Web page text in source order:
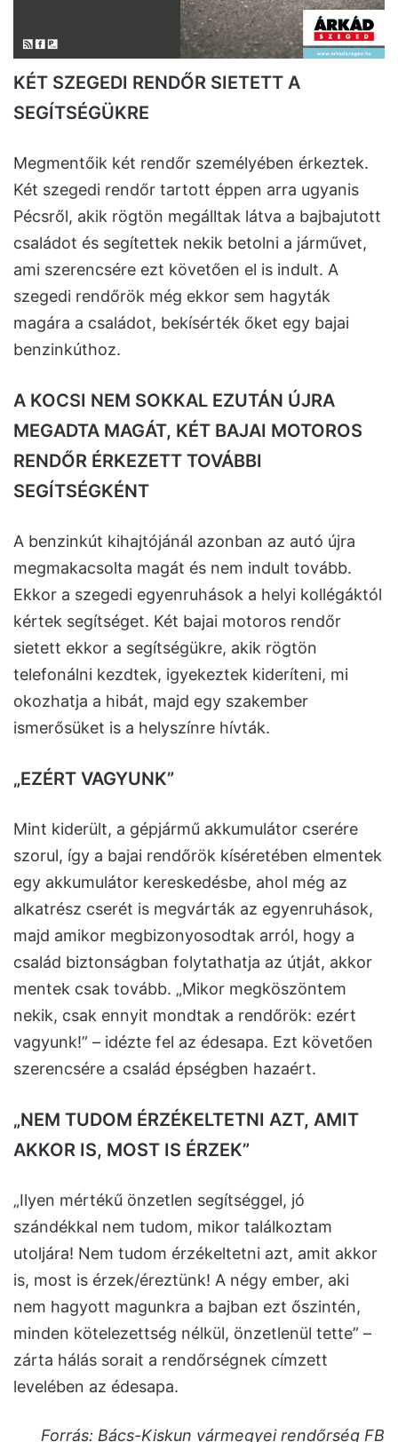
KÉT SZEGEDI RENDŐR SIETETT A
SEGÍTSÉGÜKRE
Megmentőik két rendőr személyében érkeztek.
Két szegedi rendőr tartott éppen arra ugyanis
Pécsről, akik rögtön megálltak látva a bajbajutott
családot és segítettek nekik betolni a járművet,
ami szerencsére ezt követően el is indult. A
szegedi rendőrök még ekkor sem hagyták
magára a családot, bekísérték őket egy bajai
benzinkúthoz.
A KOCSI NEM SOKKAL EZUTÁN ÚJRA
MEGADTA MAGÁT, KÉT BAJAI MOTOROS
RENDŐR ÉRKEZETT TOVÁBBI
SEGÍTSÉGKÉNT
A benzinkút kihajtójánál azonban az autó újra
megmakacsolta magát és nem indult tovább.
Ekkor a szegedi egyenruhások a helyi kollégáktól
kértek segítséget. Két bajai motoros rendőr
sietett ekkor a segítségükre, akik rögtön
telefonálni kezdtek, igyekeztek kideríteni, mi
okozhatja a hibát, majd egy szakember
ismerősüket is a helyszínre hívták.
„EZÉRT VAGYUNK”
Mint kiderült, a gépjármű akkumulátor cserére
szorul, így a bajai rendőrök kíséretében elmentek
egy akkumulátor kereskedésbe, ahol még az
alkatrész cserét is megvárták az egyenruhások,
majd amikor megbizonyosodtak arról, hogy a
család biztonságban folytathatja az útját, akkor
mentek csak tovább. „Mikor megköszöntem
nekik, csak ennyit mondtak a rendőrök: ezért
vagyunk!” – idézte fel az édesapa. Ezt követően
szerencsére a család épségben hazaért.
„NEM TUDOM ÉRZÉKELTETNI AZT, AMIT
AKKOR IS, MOST IS ÉRZEK”
„Ilyen mértékű önzetlen segítséggel, jó
szándékkal nem tudom, mikor találkoztam
utoljára! Nem tudom érzékeltetni azt, amit akkor
is, most is érzek/éreztünk! A négy ember, aki
nem hagyott magunkra a bajban ezt őszintén,
minden kötelezettség nélkül, önzetlenül tette” –
zárta hálás sorait a rendőrségnek címzett
levelében az édesapa.
Forrás: Bács-Kiskun vármegyei rendőrség FB